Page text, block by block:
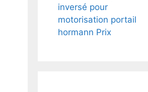
inversé pour
motorisation portail
hormann Prix